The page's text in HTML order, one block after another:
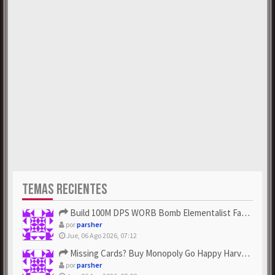
TEMAS RECIENTES
Build 100M DPS WORB Bomb Elementalist Fast - Grab POE Curren...
porparsher
Jue, 06 Ago 2026, 07:12
Missing Cards? Buy Monopoly Go Happy Harvest with Looney Tun...
porparsher